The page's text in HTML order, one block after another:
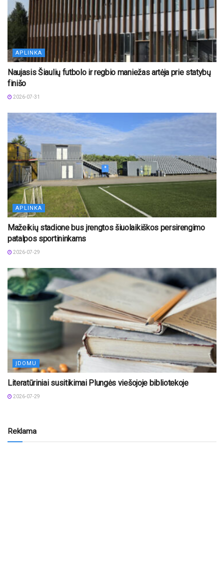
APLINKA
Naujasis Šiaulių futbolo ir regbio maniežas artėja prie statybų
finišo
2026-07-31
APLINKA
Mažeikių stadione bus įrengtos šiuolaikiškos persirengimo
patalpos sportininkams
2026-07-29
ĮDOMU
Literatūriniai susitikimai Plungės viešojoje bibliotekoje
2026-07-29
Reklama